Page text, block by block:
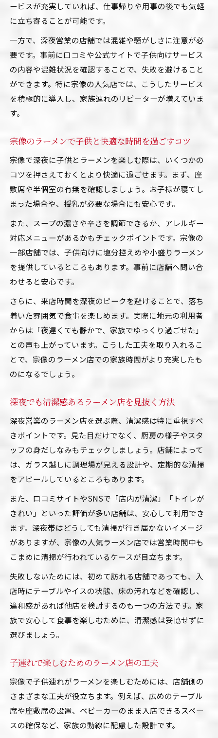
ービスが充実していれば、仕事帰りや用事の後でも気軽
に立ち寄ることが可能です。
一方で、深夜営業の店舗では混雑や騒がしさに注意が必
要です。事前に口コミや公式サイトで子供向けサービス
の内容や混雑状況を確認することで、失敗を避けること
ができます。特に宗像の人気店では、こうしたサービス
を積極的に導入し、家族連れのリピーターが増えていま
す。
宗像のラーメンで子供と快適な時間を過ごすコツ
宗像で深夜に子供とラーメンを楽しむ際は、いくつかの
コツを押さえておくとより快適に過ごせます。まず、座
敷席や半個室の有無を確認しましょう。お子様が寝てし
まった場合や、授乳が必要な場合にも安心です。
また、スープの濃さや辛さを調節できるか、アレルギー
対応メニューがあるかもチェックポイントです。宗像の
一部店舗では、子供向けに塩分控えめや小盛りラーメン
を提供しているところもあります。事前に店舗へ問い合
わせると安心です。
さらに、来店時間を深夜のピークを避けることで、落ち
着いた雰囲気で食事を楽しめます。実際に地元の利用者
からは「夜遅くても静かで、家族でゆっくり過ごせた」
との声も上がっています。こうした工夫を取り入れるこ
とで、宗像のラーメン店での家族時間がより充実したも
のになるでしょう。
深夜でも清潔感あるラーメン店を見抜く方法
深夜営業のラーメン店を選ぶ際、清潔感は特に重視すべ
きポイントです。見た目だけでなく、厨房の様子やスタ
ッフの身だしなみもチェックしましょう。店舗によって
は、ガラス越しに調理場が見える設計や、定期的な清掃
をアピールしているところもあります。
また、口コミサイトやSNSで「店内が清潔」「トイレが
きれい」といった評価が多い店舗は、安心して利用でき
ます。深夜帯はどうしても清掃が行き届かないイメージ
がありますが、宗像の人気ラーメン店では営業時間中も
こまめに清掃が行われているケースが目立ちます。
失敗しないためには、初めて訪れる店舗であっても、入
店時にテーブルやイスの状態、床の汚れなどを確認し、
違和感があれば他店を検討するのも一つの方法です。家
族で安心して食事を楽しむために、清潔感は妥協せずに
選びましょう。
子連れで楽しむためのラーメン店の工夫
宗像で子供連れがラーメンを楽しむためには、店舗側の
さまざまな工夫が役立ちます。例えば、広めのテーブル
席や座敷席の設置、ベビーカーのまま入店できるスペー
スの確保など、家族の動線に配慮した設計です。